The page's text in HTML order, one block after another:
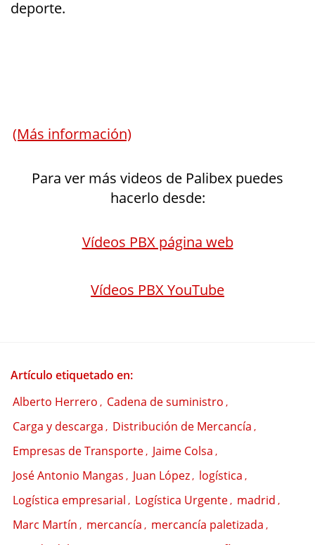
deporte.
(Más información)
Para ver más videos de Palibex puedes
hacerlo desde:
Vídeos PBX página web
Vídeos PBX YouTube
Artículo etiquetado en:
Alberto Herrero , Cadena de suministro ,
Carga y descarga , Distribución de Mercancía ,
Empresas de Transporte, Jaime Colsa ,
José Antonio Mangas , Juan López, logística ,
Logística empresarial , Logística Urgente, madrid ,
Marc Martín , mercancía , mercancía paletizada ,